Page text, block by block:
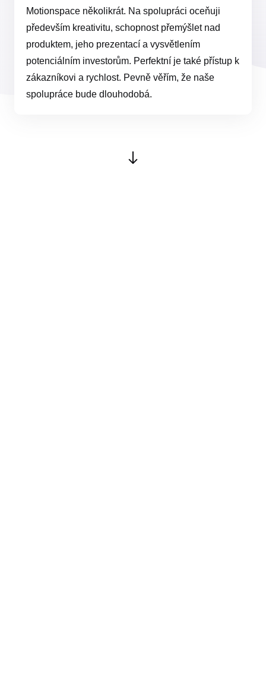
Motionspace několikrát. Na spolupráci oceňuji
především kreativitu, schopnost přemýšlet nad
produktem, jeho prezentací a vysvětlením
potenciálním investorům. Perfektní je také přístup k
zákazníkovi a rychlost. Pevně věřím, že naše
spolupráce bude dlouhodobá.